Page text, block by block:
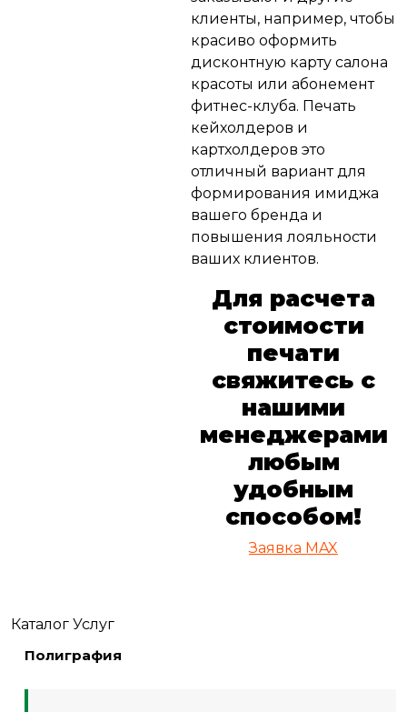
клиенты, например, чтобы
красиво оформить
дисконтную карту салона
красоты или абонемент
фитнес-клуба. Печать
кейхолдеров и
картхолдеров это
отличный вариант для
формирования имиджа
вашего бренда и
повышения лояльности
ваших клиентов.
Для расчета
стоимости
печати
свяжитесь с
нашими
менеджерами
любым
удобным
способом!
Заявкa MAX
Каталог Услуг
Полиграфия